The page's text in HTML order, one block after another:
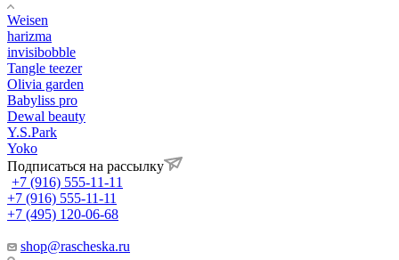
Weisen
harizma
invisibobble
Tangle teezer
Olivia garden
Babyliss pro
Dewal beauty
Y.S.Park
Yoko
Подписаться на рассылку
+7 (916) 555-11-11
+7 (916) 555-11-11
+7 (495) 120-06-68
shop@rascheska.ru